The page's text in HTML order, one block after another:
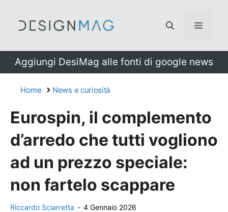
Menu
Aggiungi DesiMag alle fonti di google news
Home News e curiosità
Eurospin, il complemento
d’arredo che tutti vogliono
ad un prezzo speciale:
non fartelo scappare
Riccardo Sciarretta - 4 Gennaio 2026